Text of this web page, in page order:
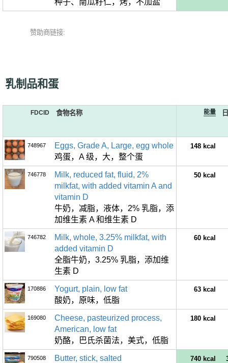
种子、南瓜籽仁，烤，不加盐
赞助商链接:
乳制品和蛋
FDCID 食物名称 能量
748967
Eggs, Grade A, Large, egg whole
鸡蛋，A 级，大，整个蛋
148 kcal
746778
Milk, reduced fat, fluid, 2%
milkfat, with added vitamin A and
vitamin D
牛奶，减脂，液体，2% 乳脂，添
加维生素 A 和维生素 D
50 kcal
746782
Milk, whole, 3.25% milkfat, with
added vitamin D
全脂牛奶，3.25% 乳脂，添加维
生素 D
60 kcal
170886
Yogurt, plain, low fat
酸奶，原味，低脂
63 kcal
169080
Cheese, pasteurized process,
American, low fat
奶酪，巴氏杀菌法，美式，低脂
180 kcal
790508
Butter, stick, salted
740 kcal